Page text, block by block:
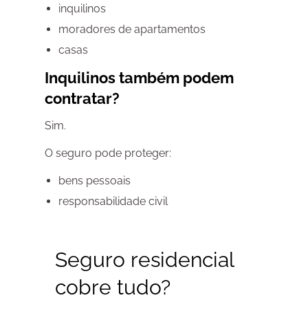
inquilinos
moradores de apartamentos
casas
Inquilinos também podem
contratar?
Sim.
O seguro pode proteger:
bens pessoais
responsabilidade civil
Seguro residencial
cobre tudo?